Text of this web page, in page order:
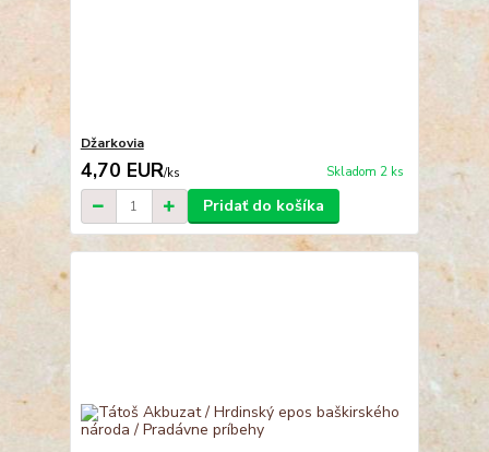
Džarkovia
4,70 EUR/ks Skladom 2 ks
Pridať do košíka